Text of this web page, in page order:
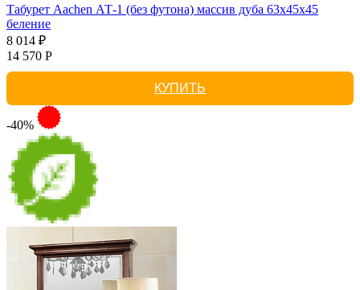
Табурет Aachen АТ-1 (без футона) массив дуба 63х45х45
беление
8 014 ₽
14 570 Р
КУПИТЬ
-40%